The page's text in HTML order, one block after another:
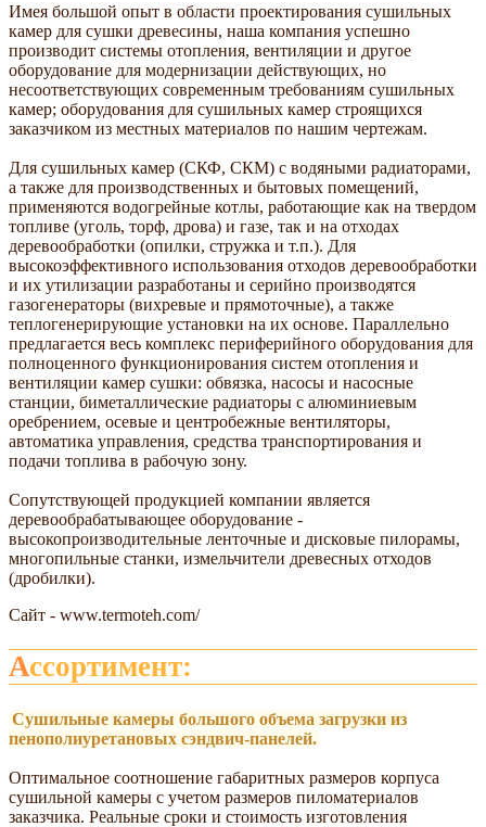
Имея большой опыт в области проектирования сушильных
камер для сушки древесины, наша компания успешно
производит системы отопления, вентиляции и другое
оборудование для модернизации действующих, но
несоответствующих современным требованиям сушильных
камер; оборудования для сушильных камер строящихся
заказчиком из местных материалов по нашим чертежам.
Для сушильных камер (СКФ, СКМ) с водяными радиаторами,
а также для производственных и бытовых помещений,
применяются водогрейные котлы, работающие как на твердом
топливе (уголь, торф, дрова) и газе, так и на отходах
деревообработки (опилки, стружка и т.п.). Для
высокоэффективного использования отходов деревообработки
и их утилизации разработаны и серийно производятся
газогенераторы (вихревые и прямоточные), а также
теплогенерирующие установки на их основе. Параллельно
предлагается весь комплекс периферийного оборудования для
полноценного функционирования систем отопления и
вентиляции камер сушки: обвязка, насосы и насосные
станции, биметаллические радиаторы с алюминиевым
оребрением, осевые и центробежные вентиляторы,
автоматика управления, средства транспортирования и
подачи топлива в рабочую зону.
Сопутствующей продукцией компании является
деревообрабатывающее оборудование -
высокопроизводительные ленточные и дисковые пилорамы,
многопильные станки, измельчители древесных отходов
(дробилки).
Сайт - www.termoteh.com/
Ассортимент:
Сушильные камеры большого объема загрузки из
пенополиуретановых сэндвич-панелей.
Оптимальное соотношение габаритных размеров корпуса
сушильной камеры с учетом размеров пиломатериалов
заказчика. Реальные сроки и стоимость изготовления